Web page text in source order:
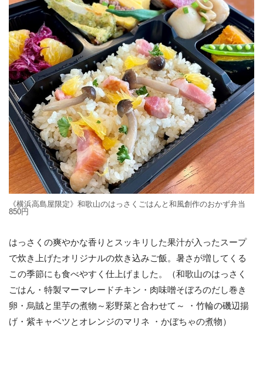
《横浜高島屋限定》和歌山のはっさくごはんと和風創作のおかず弁当
850円
はっさくの爽やかな香りとスッキリした果汁が入ったスープ
で炊き上げたオリジナルの炊き込みご飯。暑さが増してくる
この季節にも食べやすく仕上げました。（和歌山のはっさく
ごはん・特製マーマレードチキン・肉味噌そぼろのだし巻き
卵・烏賊と里芋の煮物～彩野菜と合わせて～ ・竹輪の磯辺揚
げ・紫キャベツとオレンジのマリネ ・かぼちゃの煮物）